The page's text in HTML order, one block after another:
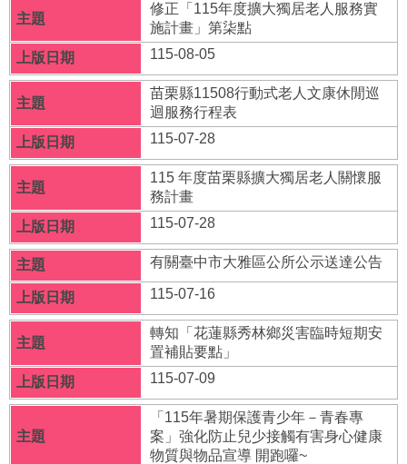
資
訊
公
開
令
規
章
公
佈
欄
便
民
務
社
會
福
利
修正「115年度擴大獨居老人服務實
施計畫」第柒點
115-08-05
苗栗縣11508行動式老人文康休閒巡
迴服務行程表
115-07-28
115 年度苗栗縣擴大獨居老人關懷服
務計畫
115-07-28
有關臺中市大雅區公所公示送達公告
115-07-16
轉知「花蓮縣秀林鄉災害臨時短期安
置補貼要點」
115-07-09
「115年暑期保護青少年－青春專
案」強化防止兒少接觸有害身心健康
物質與物品宣導 開跑囉~